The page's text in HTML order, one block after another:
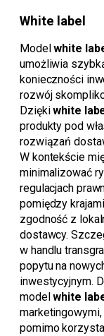
White label
Modelwhite
umożliwia
konieczności
rozwój
Dziękiwhite
produkty pod
rozwiązań
W kontekście
minimalizować
regulacjach
pomiędzy
zgodność z
dostawcy.
w handlu
popytu na
inwestycyjnym.
modelwhite
pomimo